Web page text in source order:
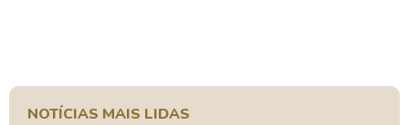
NOTÍCIAS MAIS LIDAS